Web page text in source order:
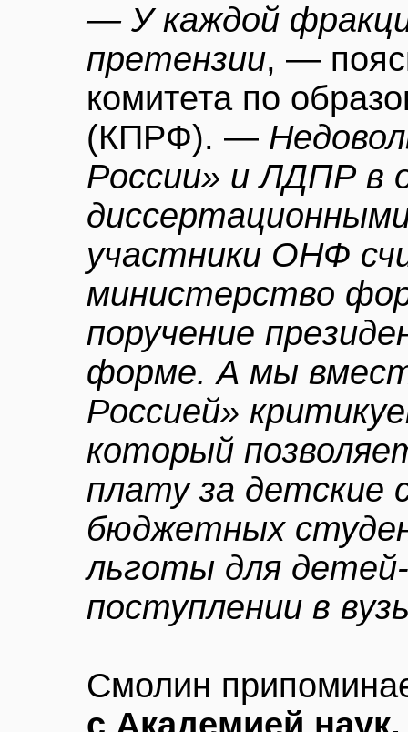
— У каждой
претензии, —
комитета по
(КПРФ). —
России» и ЛДПР в
участники ОНФ
министерство
поручение
форме. А мы
Россией»
который
плату за детские
бюджетных
льготы для
поступлении в
Смолин